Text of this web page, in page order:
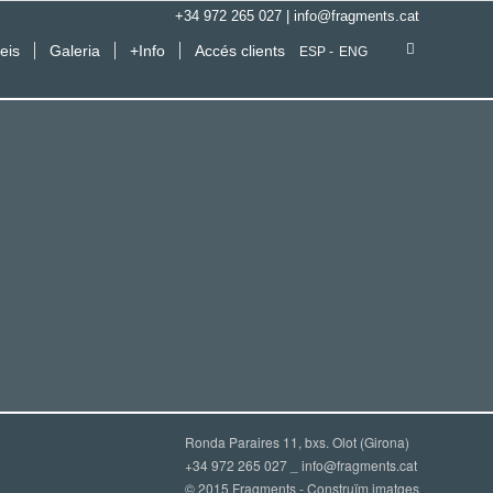
+34 972 265 027 info@fragments.cat
Galeria +Info Accés clients ESP ENG
Ronda Paraires 11, bxs. Olot (Girona)
+34 972 265 027 _ info@fragments.cat
© 2015 Fragments - Construïm imatges